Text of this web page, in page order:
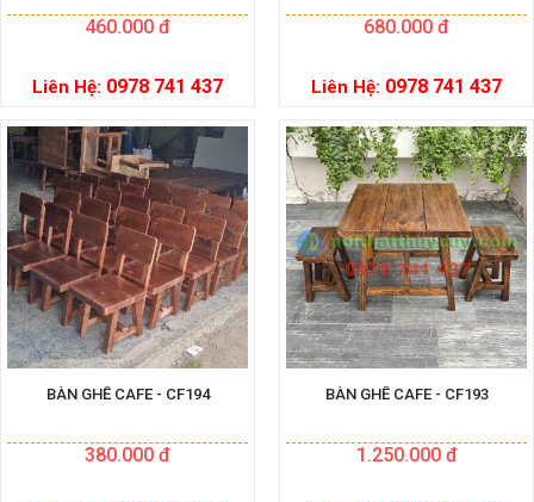
460.000 đ
Liên Hệ: 0978 741 437
680.000 đ
Liên Hệ: 0978 741 437
BÀN GHẾ CAFE - CF194
380.000 đ
BÀN GHẾ CAFE - CF193
1.250.000 đ